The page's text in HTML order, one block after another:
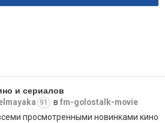
и сериалов
91 в fm-golostalk-movie
просмотренными новинками кино